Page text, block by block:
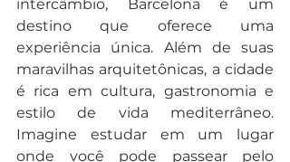
intercâmbio, Barcelona é um
destino que oferece uma
experiência única. Além de suas
maravilhas arquitetônicas, a cidade
é rica em cultura, gastronomia e
estilo de vida mediterrâneo.
Imagine estudar em um lugar
onde você pode passear pelo